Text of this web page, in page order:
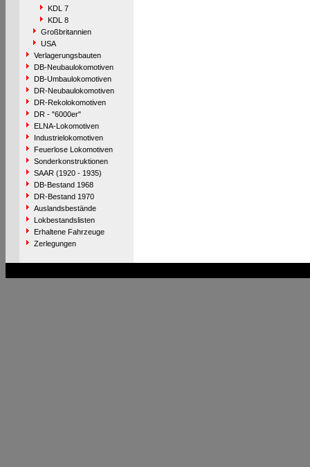
KDL 7
KDL 8
Großbritannien
USA
Verlagerungsbauten
DB-Neubaulokomotiven
DB-Umbaulokomotiven
DR-Neubaulokomotiven
DR-Rekolokomotiven
DR - "6000er"
ELNA-Lokomotiven
Industrielokomotiven
Feuerlose Lokomotiven
Sonderkonstruktionen
SAAR (1920 - 1935)
DB-Bestand 1968
DR-Bestand 1970
Auslandsbestände
Lokbestandslisten
Erhaltene Fahrzeuge
Zerlegungen